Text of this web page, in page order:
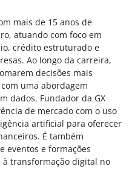
mais de 15 anos de
atuando com foco em
crédito estruturado e
Ao longo da carreira,
decisões mais
uma abordagem
dados. Fundador da GX
de mercado com o uso
artificial para oferecer
É também
eventos e formações
à transformação digital no